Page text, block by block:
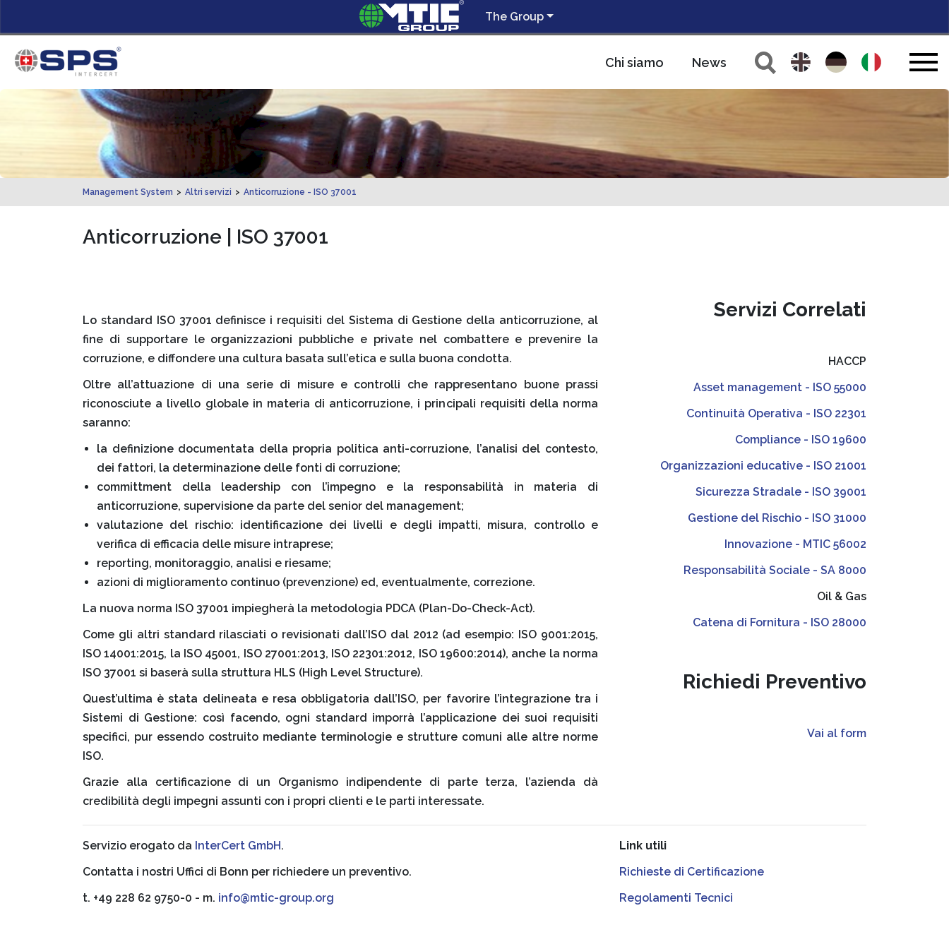
The Group
Chi siamo News
Management System > Altri servizi > Anticorruzione - ISO 37001
Anticorruzione | ISO 37001
Lo standard ISO 37001 definisce i requisiti del Sistema di Gestione della anticorruzione, al
fine di supportare le organizzazioni pubbliche e private nel combattere e prevenire la
corruzione, e diffondere una cultura basata sull’etica e sulla buona condotta.
Oltre all’attuazione di una serie di misure e controlli che rappresentano buone prassi
riconosciute a livello globale in materia di anticorruzione, i principali requisiti della norma
saranno:
la definizione documentata della propria politica anti-corruzione, l’analisi del contesto,
dei fattori, la determinazione delle fonti di corruzione;
committment della leadership con l’impegno e la responsabilità in materia di
anticorruzione, supervisione da parte del senior del management;
valutazione del rischio: identificazione dei livelli e degli impatti, misura, controllo e
verifica di efficacia delle misure intraprese;
reporting, monitoraggio, analisi e riesame;
azioni di miglioramento continuo (prevenzione) ed, eventualmente, correzione.
La nuova norma ISO 37001 impiegherà la metodologia PDCA (Plan-Do-Check-Act).
Come gli altri standard rilasciati o revisionati dall’ISO dal 2012 (ad esempio: ISO 9001:2015,
ISO 14001:2015, la ISO 45001, ISO 27001:2013, ISO 22301:2012, ISO 19600:2014), anche la norma
ISO 37001 si baserà sulla struttura HLS (High Level Structure).
Quest’ultima è stata delineata e resa obbligatoria dall’ISO, per favorire l’integrazione tra i
Sistemi di Gestione: così facendo, ogni standard imporrà l’applicazione dei suoi requisiti
specifici, pur essendo costruito mediante terminologie e strutture comuni alle altre norme
ISO.
Grazie alla certificazione di un Organismo indipendente di parte terza, l’azienda dà
credibilità degli impegni assunti con i propri clienti e le parti interessate.
Servizi Correlati
HACCP
Asset management - ISO 55000
Continuità Operativa - ISO 22301
Compliance - ISO 19600
Organizzazioni educative - ISO 21001
Sicurezza Stradale - ISO 39001
Gestione del Rischio - ISO 31000
Innovazione - MTIC 56002
Responsabilità Sociale - SA 8000
Oil & Gas
Catena di Fornitura - ISO 28000
Richiedi Preventivo
Vai al form
Servizio erogato da InterCert GmbH.
Contatta i nostri Uffici di Bonn per richiedere un preventivo.
t. +49 228 62 9750-0 - m. info@mtic-group.org
Link utili
Richieste di Certificazione
Regolamenti Tecnici